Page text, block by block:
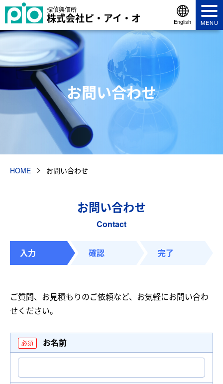
探偵興信所
株式会社ピ・アイ・オ English MENU
お問い合わせ
HOME お問い合わせ
お問い合わせ
Contact
入力 確認 完了
ご質問、お見積もりのご依頼など、お気軽にお問い合わ
せください。
お名前